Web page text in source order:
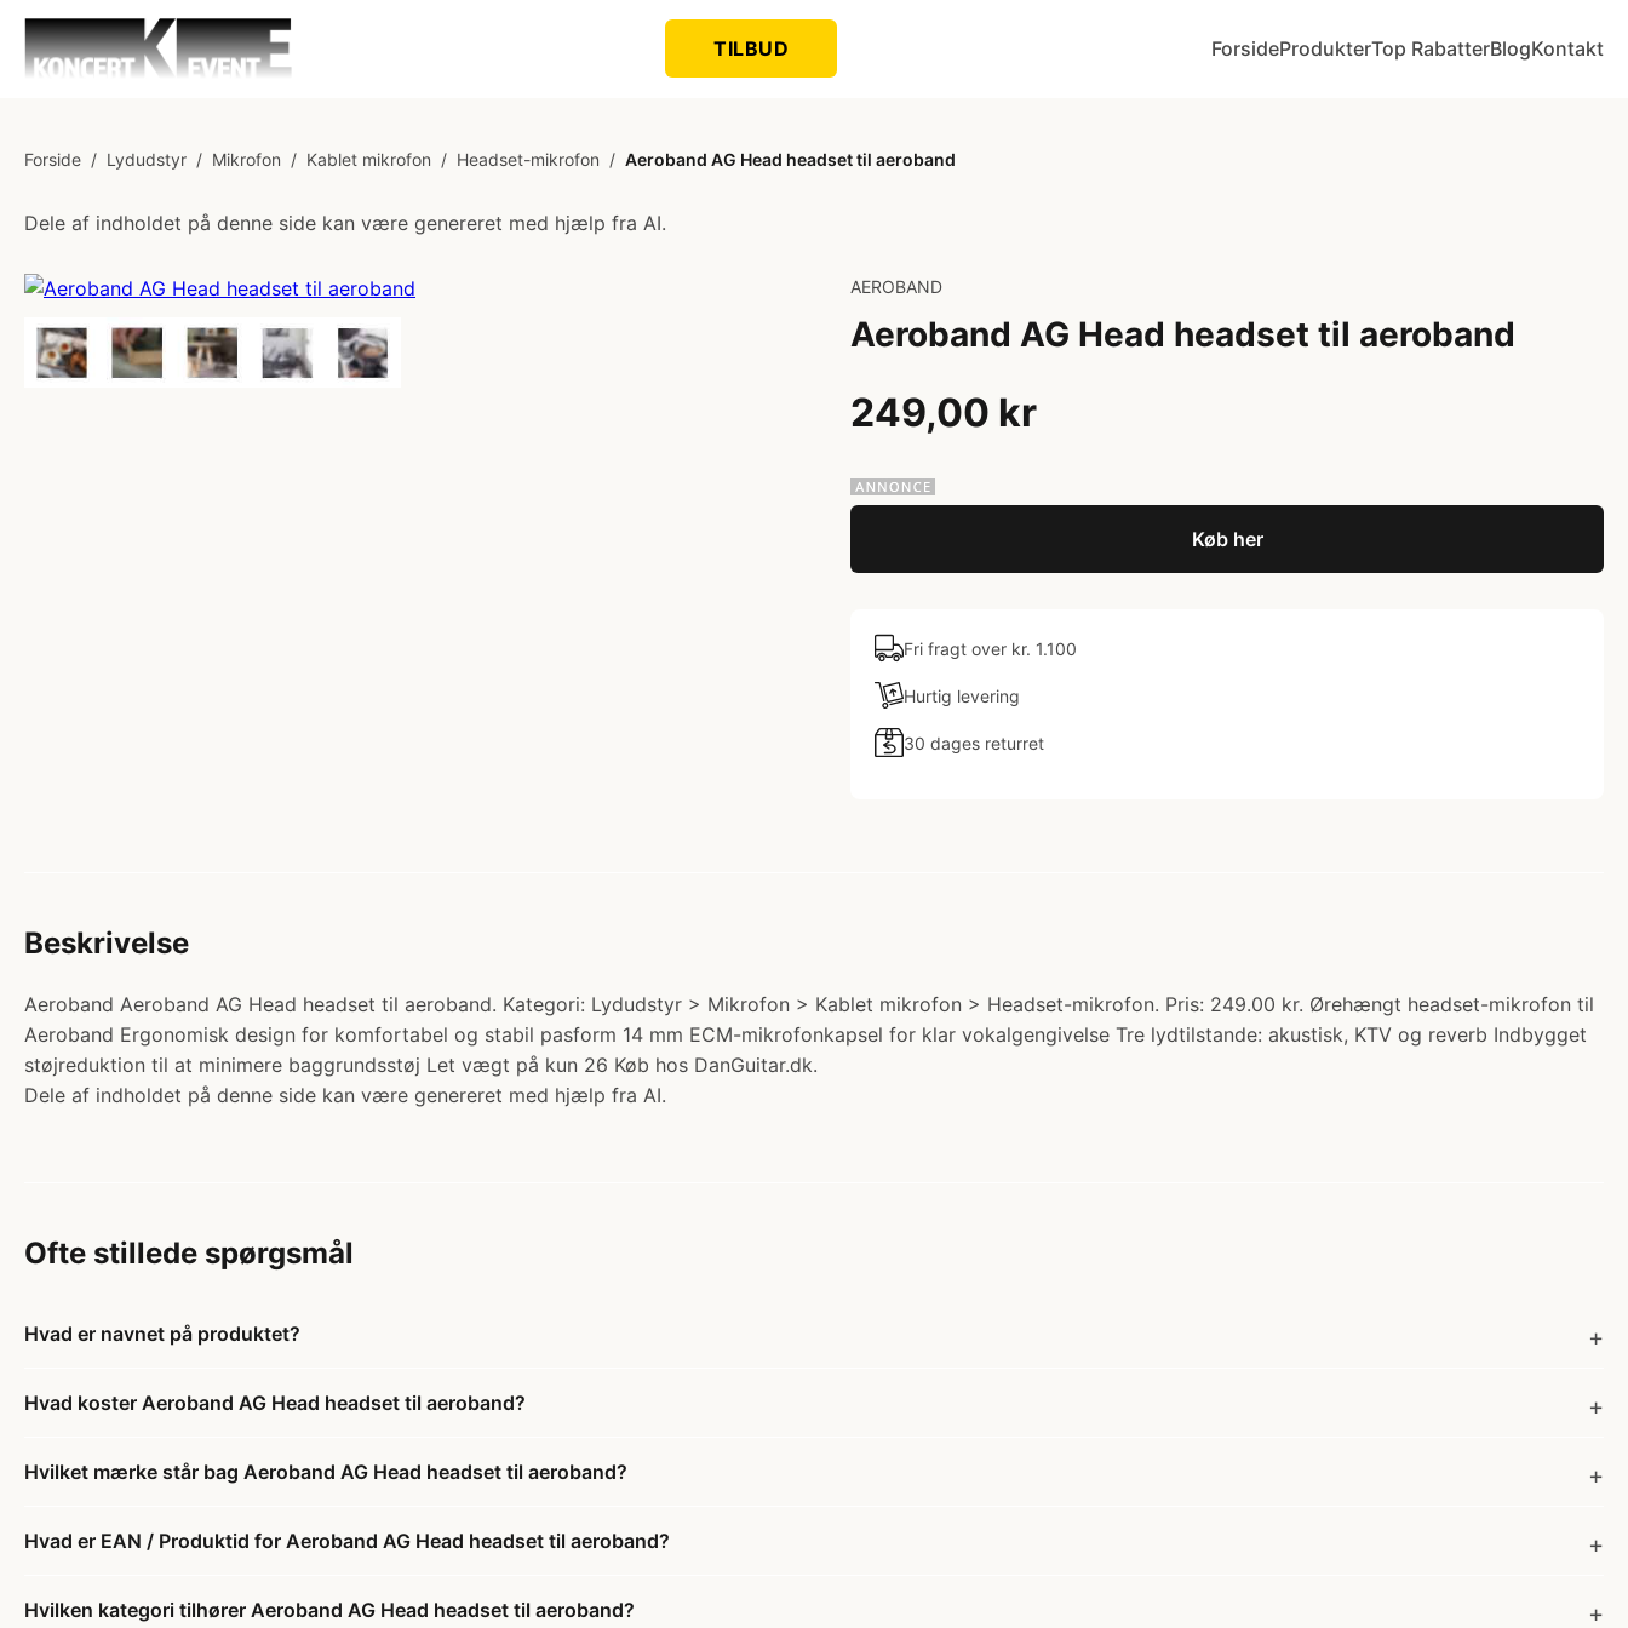
TILBUD ForsideProdukterTop RabatterBlogKontakt
Forside / Lydudstyr / Mikrofon / Kablet mikrofon / Headset-mikrofon / Aeroband AG Head headset til aeroband
Dele af indholdet på denne side kan være genereret med hjælp fra AI.
AEROBAND
Aeroband AG Head headset til aeroband
249,00 kr
Køb her
Fri fragt over kr. 1.100
Hurtig levering
30 dages returret
Beskrivelse
Aeroband Aeroband AG Head headset til aeroband. Kategori: Lydudstyr > Mikrofon > Kablet mikrofon > Headset-mikrofon. Pris: 249.00 kr. Ørehængt headset-mikrofon til
Aeroband Ergonomisk design for komfortabel og stabil pasform 14 mm ECM-mikrofonkapsel for klar vokalgengivelse Tre lydtilstande: akustisk, KTV og reverb Indbygget
støjreduktion til at minimere baggrundsstøj Let vægt på kun 26 Køb hos DanGuitar.dk.
Dele af indholdet på denne side kan være genereret med hjælp fra AI.
Ofte stillede spørgsmål
Hvad er navnet på produktet?
Hvad koster Aeroband AG Head headset til aeroband?
Hvilket mærke står bag Aeroband AG Head headset til aeroband?
Hvad er EAN / Produktid for Aeroband AG Head headset til aeroband?
Hvilken kategori tilhører Aeroband AG Head headset til aeroband?